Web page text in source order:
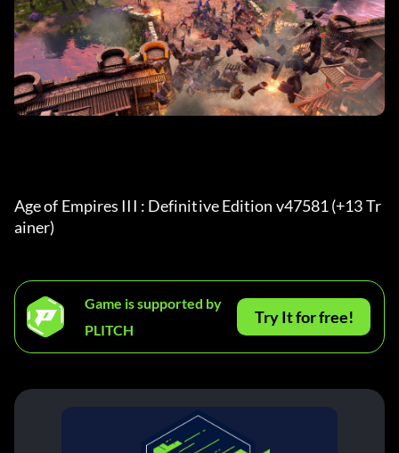
Age of Empires III : Definitive Edition v47581 (+13 Tr
ainer)
Game is supported by
PLITCH
Try It for free!